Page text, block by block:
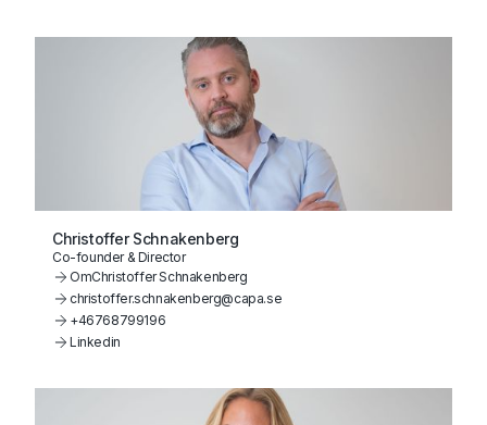
Christoffer Schnakenberg
Co-founder & Director
OmChristoffer Schnakenberg
christoffer.schnakenberg@capa.se
+46768799196
Linkedin